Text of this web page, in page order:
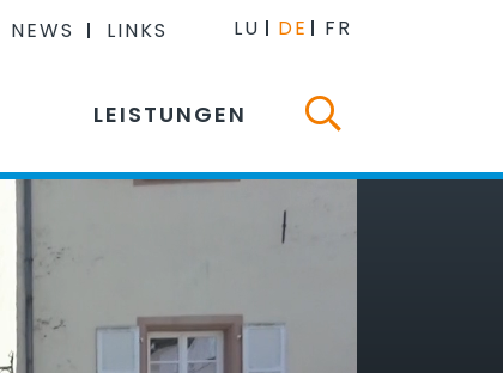
NEWS LINKS LU DE FR
LEISTUNGEN